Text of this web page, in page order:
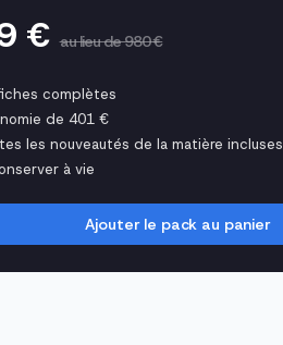
€au lieu de 980 €
complètes
de 401 €
les nouveautés de la matière incluses
à vie
Ajouter le pack au panier